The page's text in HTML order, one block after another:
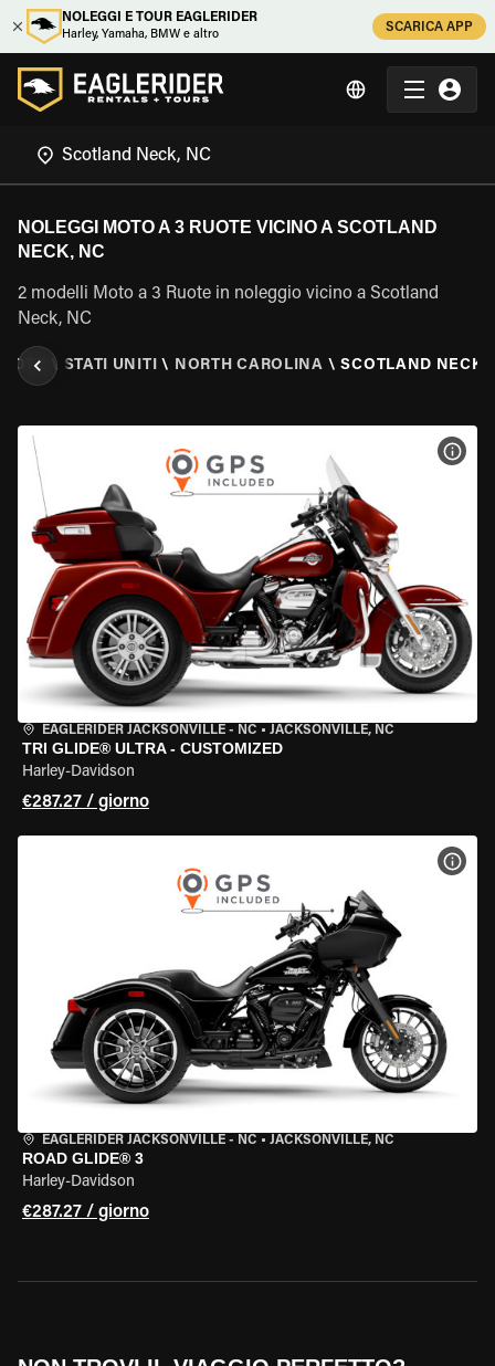
NOLEGGI E TOUR EAGLERIDER
Harley, Yamaha, BMW e altro
SCARICA APP
NOLEGGI MOTO A 3 RUOTE VICINO A SCOTLAND
NECK, NC
2 modelli Moto a 3 Ruote in noleggio vicino a Scotland
Neck, NC
\ STATI UNITI \ NORTH CAROLINA \ SCOTLAND NECK,
EAGLERIDER JACKSONVILLE - NC • JACKSONVILLE, NC
TRI GLIDE® ULTRA - CUSTOMIZED
Harley-Davidson
€287.27 / giorno
EAGLERIDER JACKSONVILLE - NC • JACKSONVILLE, NC
ROAD GLIDE® 3
Harley-Davidson
€287.27 / giorno